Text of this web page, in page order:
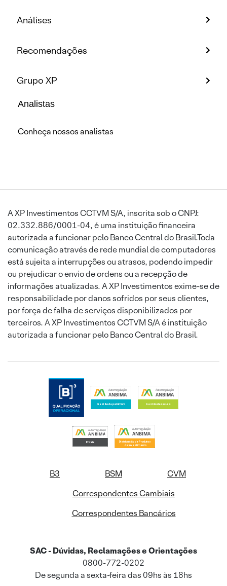
Análises
Recomendações
Grupo XP
Analistas
Conheça nossos analistas
A XP Investimentos CCTVM S/A, inscrita sob o CNPJ:
02.332.886/0001-04, é uma instituição financeira
autorizada a funcionar pelo Banco Central do Brasil.Toda
comunicação através de rede mundial de computadores
está sujeita a interrupções ou atrasos, podendo impedir
ou prejudicar o envio de ordens ou a recepção de
informações atualizadas. A XP Investimentos exime-se de
responsabilidade por danos sofridos por seus clientes,
por força de falha de serviços disponibilizados por
terceiros. A XP Investimentos CCTVM S/A é instituição
autorizada a funcionar pelo Banco Central do Brasil.
B3 BSM
CVM
Correspondentes Cambiais
Correspondentes Bancários
SAC - Dúvidas, Reclamações e Orientações
0800-772-0202
De segunda a sexta-feira das 09hs às 18hs